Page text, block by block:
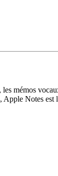
mémos
Notes est